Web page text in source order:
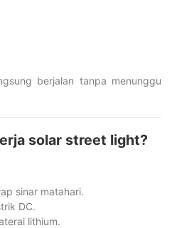
berjalan tanpa menunggu
solar street light?
sinar matahari.
DC.
lithium.